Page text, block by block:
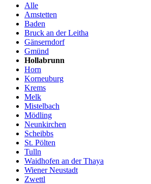
Alle
Amstetten
Baden
Bruck an der Leitha
Gänserndorf
Gmünd
Hollabrunn
Horn
Korneuburg
Krems
Melk
Mistelbach
Mödling
Neunkirchen
Scheibbs
St. Pölten
Tulln
Waidhofen an der Thaya
Wiener Neustadt
Zwettl